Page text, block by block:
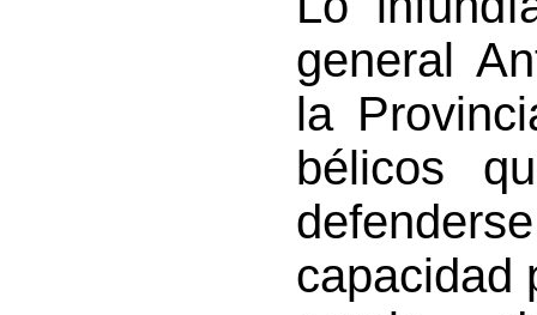
general
la
bélicos
capacidad